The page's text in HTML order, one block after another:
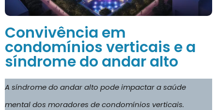
Convivência em
condomínios verticais e a
síndrome do andar alto
A síndrome do andar alto pode impactar a saúde
mental dos moradores de condomínios verticais.